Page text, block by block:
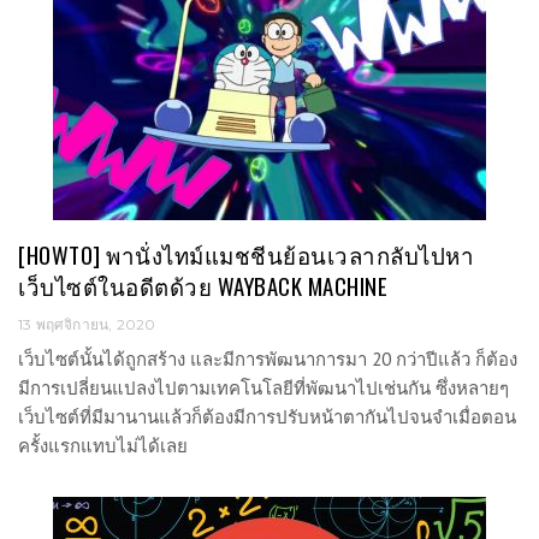
[HOWTO] พานั่งไทม์แมชชีนย้อนเวลากลับไปหา
เว็บไซต์ในอดีตด้วย WAYBACK MACHINE
13 พฤศจิกายน, 2020
เว็บไซต์นั้นได้ถูกสร้าง และมีการพัฒนาการมา 20 กว่าปีแล้ว ก็ต้อง
มีการเปลี่ยนแปลงไปตามเทคโนโลยีที่พัฒนาไปเช่นกัน ซึ่งหลายๆ
เว็บไซต์ที่มีมานานแล้วก็ต้องมีการปรับหน้าตากันไปจนจำเมื่อตอน
ครั้งแรกแทบไม่ได้เลย